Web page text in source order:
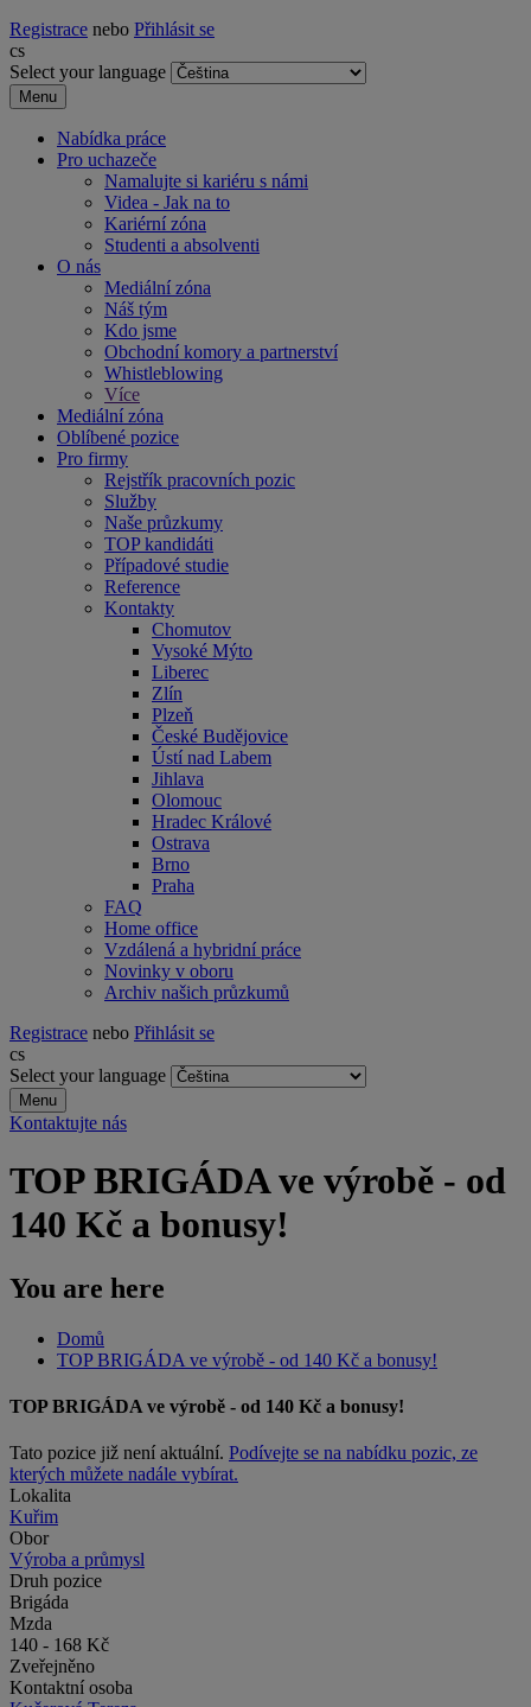
Registrace nebo Přihlásit se
cs
Select your language
Menu
Nabídka práce
Pro uchazeče
Namalujte si kariéru s námi
Videa - Jak na to
Kariérní zóna
Studenti a absolventi
O nás
Mediální zóna
Náš tým
Kdo jsme
Obchodní komory a partnerství
Whistleblowing
Více
Mediální zóna
Oblíbené pozice
Pro firmy
Rejstřík pracovních pozic
Služby
Naše průzkumy
TOP kandidáti
Případové studie
Reference
Kontakty
Chomutov
Vysoké Mýto
Liberec
Zlín
Plzeň
České Budějovice
Ústí nad Labem
Jihlava
Olomouc
Hradec Králové
Ostrava
Brno
Praha
FAQ
Home office
Vzdálená a hybridní práce
Novinky v oboru
Archiv našich průzkumů
Registrace nebo Přihlásit se
cs
Select your language
Menu
Kontaktujte nás
TOP BRIGÁDA ve výrobě - od
140 Kč a bonusy!
You are here
Domů
TOP BRIGÁDA ve výrobě - od 140 Kč a bonusy!
TOP BRIGÁDA ve výrobě - od 140 Kč a bonusy!
Tato pozice již není aktuální. Podívejte se na nabídku pozic, ze
kterých můžete nadále vybírat.
Lokalita
Kuřim
Obor
Výroba a průmysl
Druh pozice
Brigáda
Mzda
140 - 168 Kč
Zveřejněno
Kontaktní osoba